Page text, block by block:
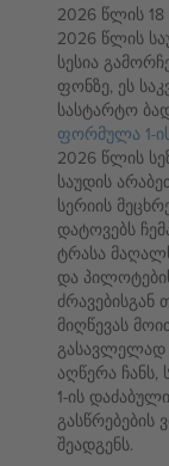
2026 წლის
2026 წლის
სესია
ფონზე, ეს
სასტარტო
ფორმულა 1-
2026 წლის
საუდის
სერიის
დატოვებს
ტრასა
და
მიღწევას
გასავლელად
აღწერა
1-ის
შეადგენს.